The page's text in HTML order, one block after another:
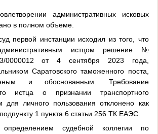
административных исковых
в полном объеме.
первой инстанции исходил из того, что
истцом решение №
0000012 от 4 сентября 2023 года,
Саратовского таможенного поста,
и обоснованным. Требование
истца о признании транспортного
для личного пользования отклонено как
1 пункта 6 статьи 256 ТК ЕАЭС.
определением судебной коллегии по